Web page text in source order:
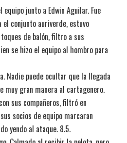
equipo junto a Edwin Aguilar. Fue
conjunto auriverde, estuvo
de balón, filtro a sus
se hizo el equipo al hombro para
Nadie puede ocultar que la llegada
muy gran manera al cartagenero.
sus compañeros, filtró en
socios de equipo marcaran
yendo al ataque. 8.5.